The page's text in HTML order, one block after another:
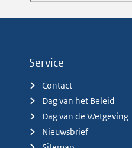
Service
Contact
Dag van het Beleid
Dag van de Wetgeving
Nieuwsbrief